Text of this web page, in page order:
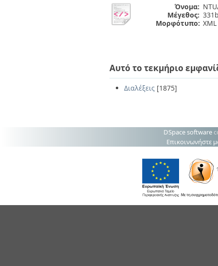
Όνομα:
Μέγεθος:
Μορφότυπο: XML
Αυτό το τεκμήριο
Διαλέξεις [1875]
DSpace software
Επικοινωνήστε